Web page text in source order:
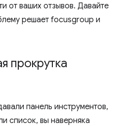
от ваших отзывов. Давайте
решает focusgroup и
прокрутка
панель инструментов,
список, вы наверняка